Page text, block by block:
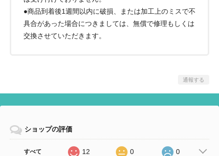
●商品到着後1週間以内に破損、または加工上のミスで不
具合があった場合につきましては、無償で修理もしくは
交換させていただきます。
通報する
ショップの評価
すべて 12 0 0